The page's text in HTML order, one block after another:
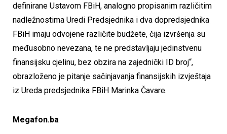
definirane Ustavom FBiH, analogno propisanim različitim
nadležnostima Uredi Predsjednika i dva dopredsjednika
FBiH imaju odvojene različite budžete, čija izvršenja su
međusobno nevezana, te ne predstavljaju jedinstvenu
finansijsku cjelinu, bez obzira na zajednički ID broj“,
obrazloženo je pitanje sačinjavanja finansijskih izvještaja
iz Ureda predsjednika FBiH Marinka Čavare.
Megafon.ba